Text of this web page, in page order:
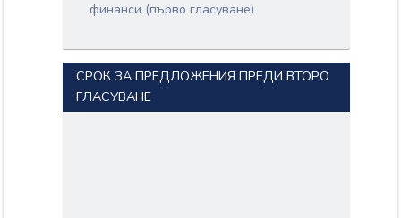
финанси (първо гласуване)
СРОК ЗА ПРЕДЛОЖЕНИЯ ПРЕДИ ВТОРО
ГЛАСУВАНЕ